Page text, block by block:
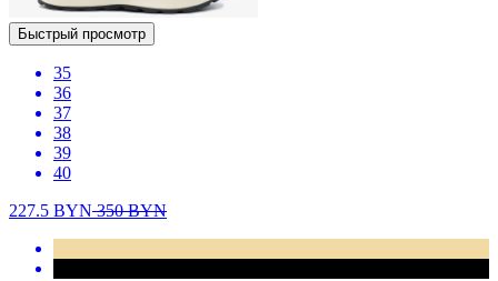
Быстрый просмотр
35
36
37
38
39
40
227.5 BYN350BYN